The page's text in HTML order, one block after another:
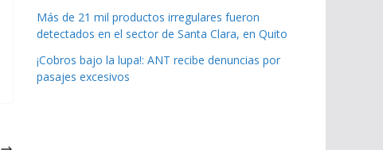
Más de 21 mil productos irregulares fueron
detectados en el sector de Santa Clara, en Quito
¡Cobros bajo la lupa!: ANT recibe denuncias por
pasajes excesivos